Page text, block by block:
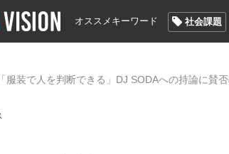
オススメキーワード 社会課題
服装で人を判断できる」DJ SODAへの持論に賛